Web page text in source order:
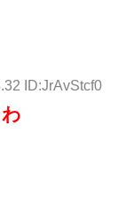
ID:JrAvStcf0